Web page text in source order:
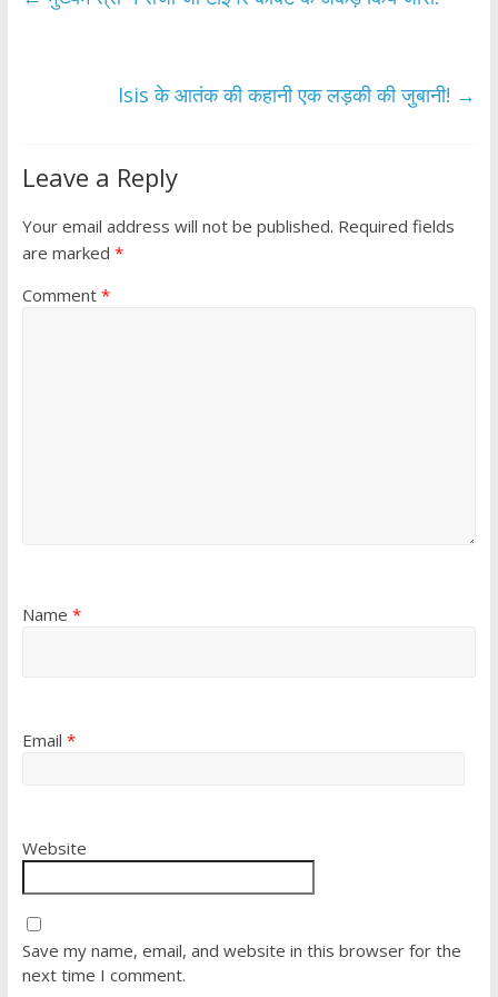
p
Isis के आतंक की कहानी एक लड़की की जुबानी! →
Leave a Reply
Your email address will not be published. Required fields
are marked *
Comment *
Name *
Email *
Website
Save my name, email, and website in this browser for the
next time I comment.